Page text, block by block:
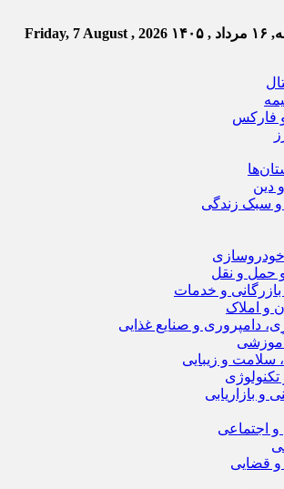
, ۱۴۰۵ Friday, 7 August , 2026
فارکس
دین
و سبک زندگی
حمل و نقل
و خدمات
و املاک
دامپروری و صنایع غذایی
سلامت و زیبایی
و بازاریابی
اجتماعی
قضایی